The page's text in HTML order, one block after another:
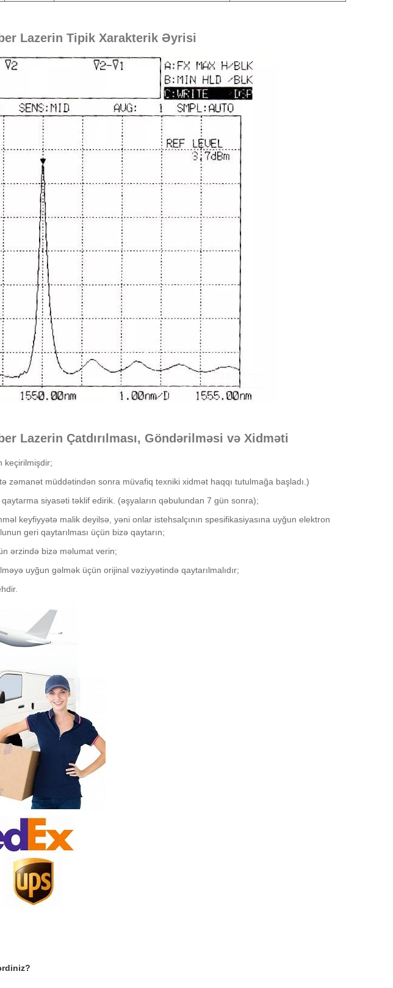
Lazerin Tipik Xarakterik Əyrisi
Lazerin Çatdırılması, Göndərilməsi və Xidməti
keçirilmişdir;
zəmanət müddətindən sonra müvafiq texniki xidmət haqqı tutulmağa başladı.)
siyasəti təklif edirik. (əşyaların qəbulundan 7 gün sonra);
keyfiyyətə malik deyilsə, yəni onlar istehsalçının spesifikasiyasına uyğun elektron
geri qaytarılması üçün bizə qaytarın;
ərzində bizə məlumat verin;
uyğun gəlmək üçün orijinal vəziyyətində qaytarılmalıdır;